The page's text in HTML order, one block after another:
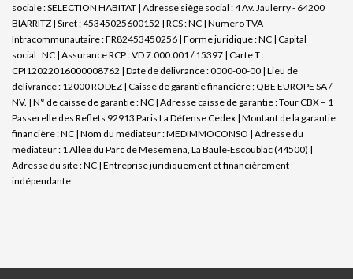
sociale : SELECTION HABITAT | Adresse siège social : 4 Av. Jaulerry - 64200
BIARRITZ | Siret : 45345025600152 | RCS : NC | Numero TVA
Intracommunautaire : FR82453450256 | Forme juridique : NC | Capital
social : NC | Assurance RCP : VD 7.000.001 / 15397 | Carte T :
CPI12022016000008762 | Date de délivrance : 0000-00-00 | Lieu de
délivrance : 12000 RODEZ | Caisse de garantie financière : QBE EUROPE SA /
NV. | N° de caisse de garantie : NC | Adresse caisse de garantie : Tour CBX – 1
Passerelle des Reflets 92913 Paris La Défense Cedex | Montant de la garantie
financière : NC | Nom du médiateur : MEDIMMOCONSO | Adresse du
médiateur : 1 Allée du Parc de Mesemena, La Baule-Escoublac (44500) |
Adresse du site : NC | Entreprise juridiquement et financièrement
indépendante